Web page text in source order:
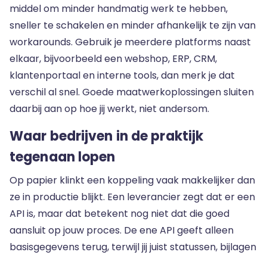
middel om minder handmatig werk te hebben,
sneller te schakelen en minder afhankelijk te zijn van
workarounds. Gebruik je meerdere platforms naast
elkaar, bijvoorbeeld een webshop, ERP, CRM,
klantenportaal en interne tools, dan merk je dat
verschil al snel. Goede maatwerkoplossingensluiten
daarbij aan op hoe jij werkt, niet andersom.
Waar bedrijven in de praktijk
tegenaan lopen
Op papier klinkt een koppeling vaak makkelijker dan
ze in productie blijkt. Een leverancier zegt dat er een
API is, maar dat betekent nog niet dat die goed
aansluit op jouw proces. De ene API geeft alleen
basisgegevens terug, terwijl jij juist statussen, bijlagen